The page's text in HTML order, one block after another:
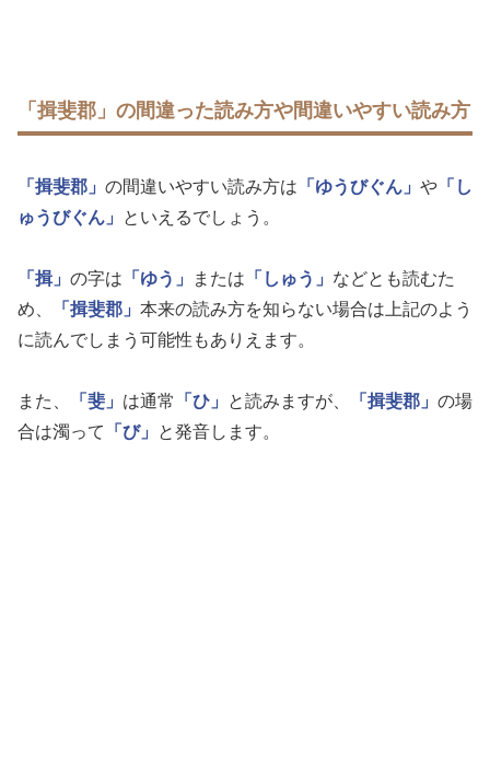
「揖斐郡」の間違った読み方や間違いやすい読み方
「揖斐郡」 の間違いやすい読み方は 「ゆうびぐん」 や 「し
ゅうびぐん」
といえるでしょう。
「揖」 の字は 「ゆう」 または 「しゅう」 などとも読むた
め、
「揖斐郡」 本来の読み方を知らない場合は上記のよう
に読んでしまう可能性もありえます。
また、 「斐」 は通常 「ひ」 と読みますが、 「揖斐郡」 の場
合は濁って
「び」 と発音します。